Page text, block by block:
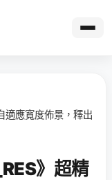
適應寬度佈景，釋出
》超精